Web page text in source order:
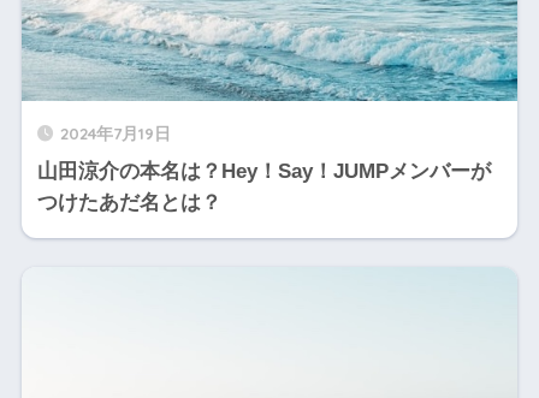
2024年7月19日
山田涼介の本名は？Hey！Say！JUMPメンバーが
つけたあだ名とは？